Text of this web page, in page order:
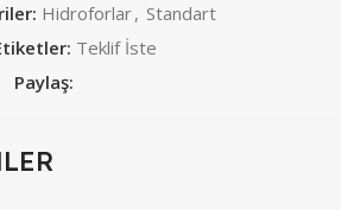
Hidroforlar, Standart
Teklif İste
Paylaş: